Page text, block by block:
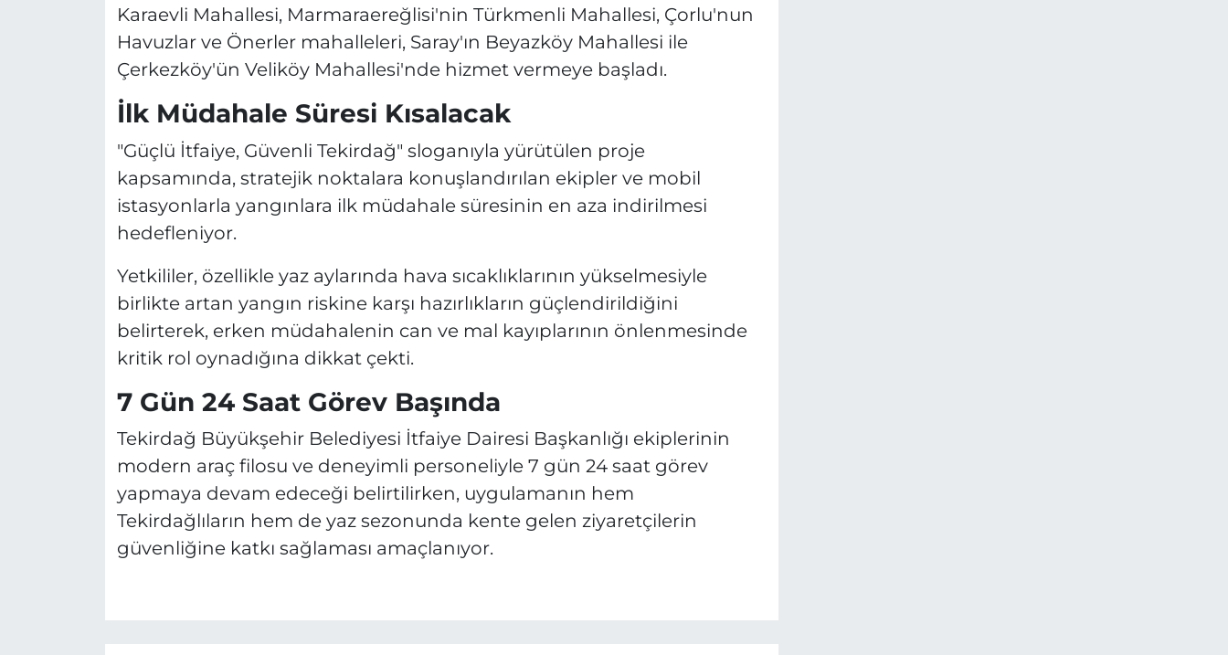
Karaevli Mahallesi, Marmaraereğlisi'nin Türkmenli Mahallesi, Çorlu'nun
Havuzlar ve Önerler mahalleleri, Saray'ın Beyazköy Mahallesi ile
Çerkezköy'ün Veliköy Mahallesi'nde hizmet vermeye başladı.
İlk Müdahale Süresi Kısalacak
"Güçlü İtfaiye, Güvenli Tekirdağ" sloganıyla yürütülen proje
kapsamında, stratejik noktalara konuşlandırılan ekipler ve mobil
istasyonlarla yangınlara ilk müdahale süresinin en aza indirilmesi
hedefleniyor.
Yetkililer, özellikle yaz aylarında hava sıcaklıklarının yükselmesiyle
birlikte artan yangın riskine karşı hazırlıkların güçlendirildiğini
belirterek, erken müdahalenin can ve mal kayıplarının önlenmesinde
kritik rol oynadığına dikkat çekti.
7 Gün 24 Saat Görev Başında
Tekirdağ Büyükşehir Belediyesi İtfaiye Dairesi Başkanlığı ekiplerinin
modern araç filosu ve deneyimli personeliyle 7 gün 24 saat görev
yapmaya devam edeceği belirtilirken, uygulamanın hem
Tekirdağlıların hem de yaz sezonunda kente gelen ziyaretçilerin
güvenliğine katkı sağlaması amaçlanıyor.